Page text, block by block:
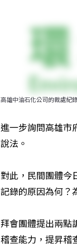
高雄中油石化公司的裁處紀
進一步詢問高雄市
說法。
對此，民間團體今
記錄的原因為何？
拜會團體提出兩點
稽查能力，提昇稽